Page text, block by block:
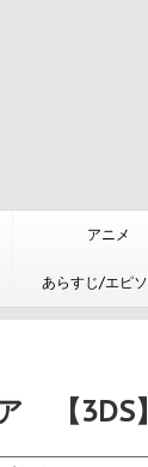
アニメ
あらすじ/エピ
【3DS